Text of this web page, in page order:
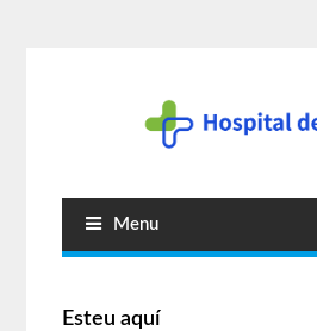
Menu
Esteu aquí